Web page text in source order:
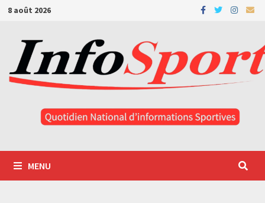
Passer
contenu
8 août 2026
MENU